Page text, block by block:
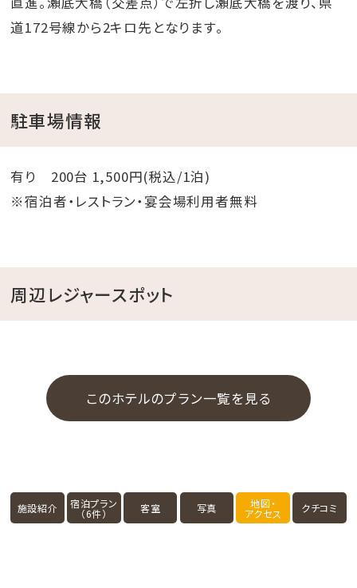
道172号線から2キロ先となります。
駐車場情報
有り 200台 1,500円(税込/1泊)
※宿泊者・レストラン・宴会場利用者無料
周辺レジャースポット
このホテルのプラン一覧を見る
施設紹介 宿泊プラン
（6件） 客室 写真 地図・
アクセス クチコミ